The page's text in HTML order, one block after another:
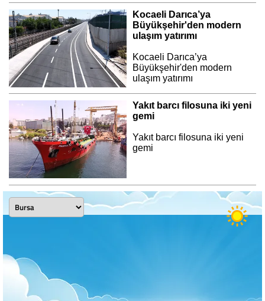
Kocaeli Darıca’ya
Büyükşehir'den modern
ulaşım yatırımı
Kocaeli Darıca’ya
Büyükşehir'den modern
ulaşım yatırımı
Yakıt barcı filosuna iki yeni
gemi
Yakıt barcı filosuna iki yeni
gemi